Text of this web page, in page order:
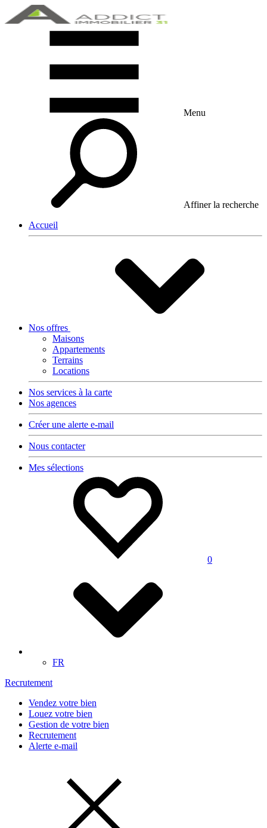
Menu
Affiner la recherche
Accueil
Nos offres
Maisons
Appartements
Terrains
Locations
Nos services à la carte
Nos agences
Créer une alerte e-mail
Nous contacter
Mes sélections
0
FR
Recrutement
Vendez votre bien
Louez votre bien
Gestion de votre bien
Recrutement
Alerte e-mail